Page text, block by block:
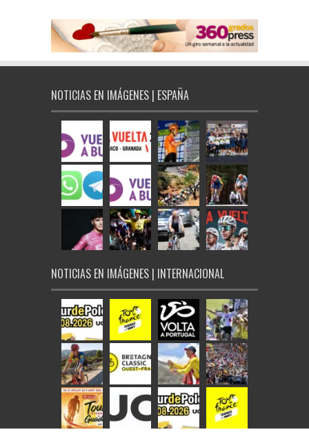
NOTICIAS EN IMÁGENES | ESPAÑA
NOTICIAS EN IMÁGENES | INTERNACIONAL